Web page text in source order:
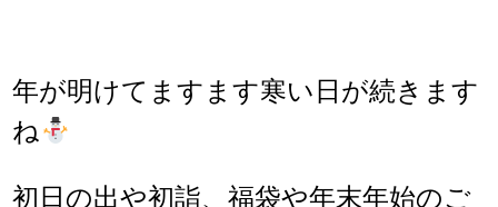
年が明けてますます寒い日が続きます
ね
初日の出や初詣、福袋や年末年始のご